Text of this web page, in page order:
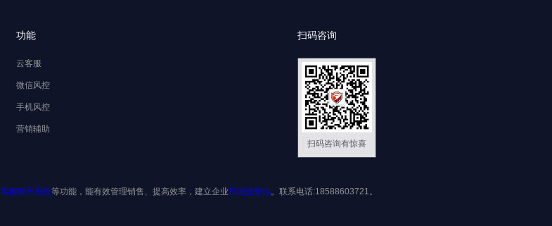
功能
云客服
微信风控
手机风控
营销辅助
扫码咨询
扫码咨询有惊喜
客服聊天系统等功能，能有效管理销售、提高效率，建立企业私域流量池。联系电话:18588603721。